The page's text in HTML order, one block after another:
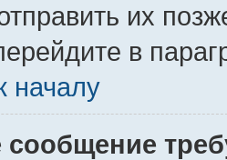
их
в
началу